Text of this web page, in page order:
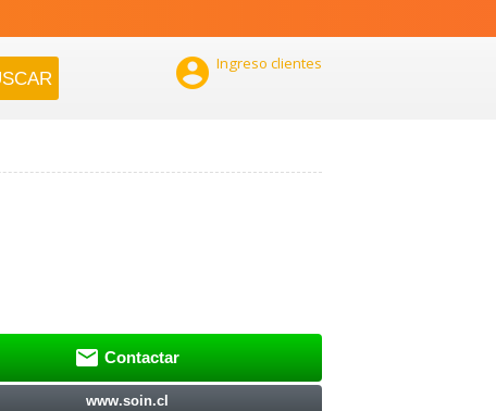
 Ingreso clientes
 Contactar
www.soin.cl